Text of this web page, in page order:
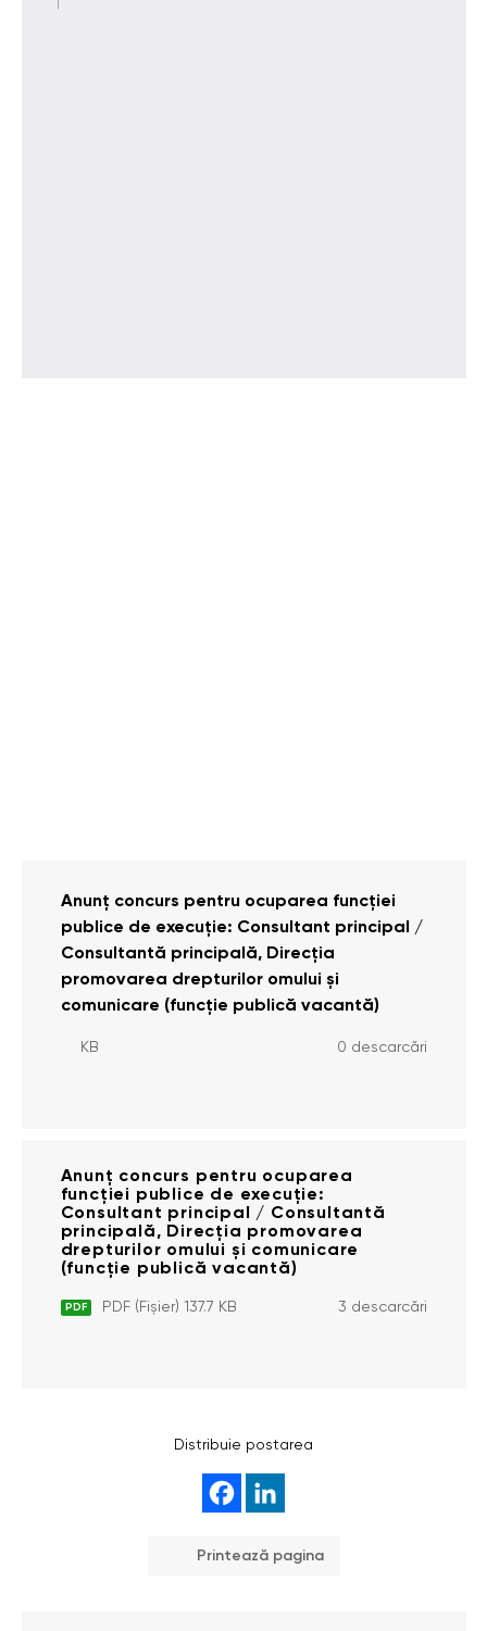
Anunț concurs pentru ocuparea funcției
publice de execuție: Consultant principal /
Consultantă principală, Direcția
promovarea drepturilor omului și
comunicare (funcție publică vacantă)
KB 0 descarcări
Anunț concurs pentru ocuparea
funcției publice de execuție:
Consultant principal / Consultantă
principală, Direcția promovarea
drepturilor omului și comunicare
(funcție publică vacantă)
PDF PDF (Fișier) 137.7 KB 3 descarcări
Distribuie postarea
Printează pagina